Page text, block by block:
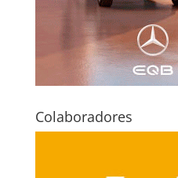
Colaboradores